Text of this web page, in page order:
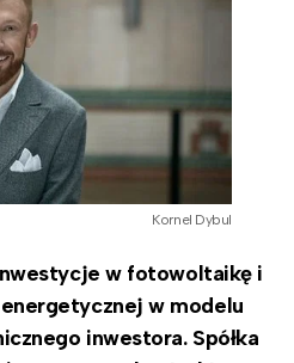
Kornel Dybul
w fotowoltaikę i
w modelu
inwestora. Spółka